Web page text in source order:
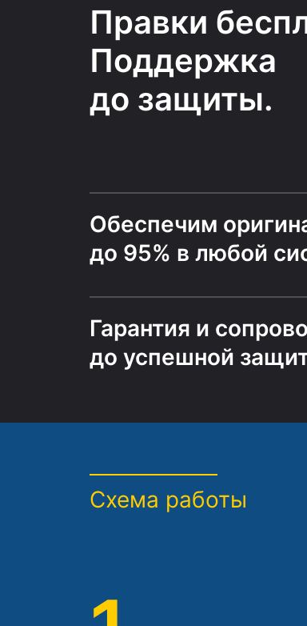
Правки
Поддержка
до защиты.
Обеспечим
до 95% в любой
Гарантия и
до успешной
Схема работы